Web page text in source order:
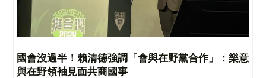
國會沒過半！賴清德強調「會與在野黨合作」：樂意
與在野領袖見面共商國事